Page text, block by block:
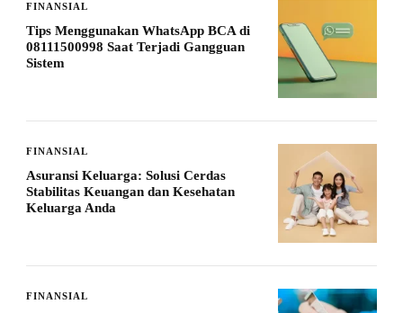
FINANSIAL
Tips Menggunakan WhatsApp BCA di
08111500998 Saat Terjadi Gangguan
Sistem
FINANSIAL
Asuransi Keluarga: Solusi Cerdas
Stabilitas Keuangan dan Kesehatan
Keluarga Anda
FINANSIAL